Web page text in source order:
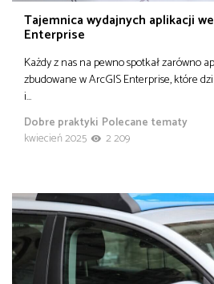
Tajemnica wydajnych aplikacji
Enterprise
Każdy z nas na pewno spotkał zarówno
zbudowane w ArcGIS Enterprise, które
i…
Dobre praktyki Polecane tematy
kwiecień 2025
2 209